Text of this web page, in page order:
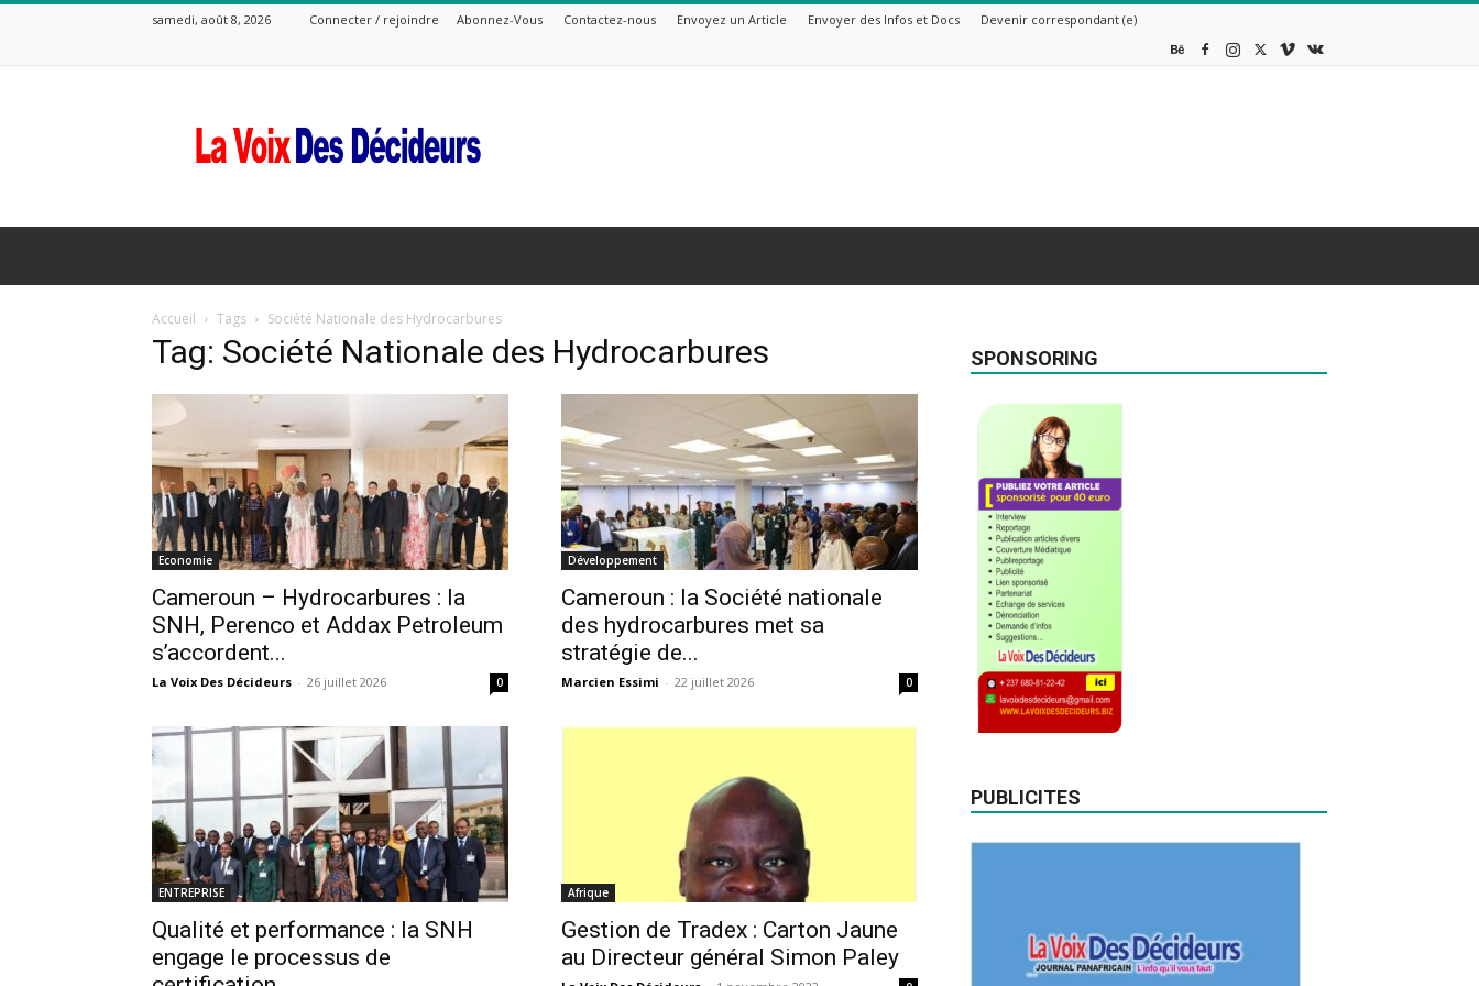
samedi, août 8, 2026 Connecter / rejoindre Abonnez-Vous Contactez-nous Envoyez un Article Envoyer des Infos et Docs Devenir correspondant (e)
Voix
Des
Accueil Tags Société Nationale des Hydrocarbures
Tag: Société Nationale des Hydrocarbures
Economie
Cameroun – Hydrocarbures : la
SNH, Perenco et Addax Petroleum
s’accordent...
La Voix Des Décideurs - 26 juillet 2026 0
Développement
Cameroun : la Société nationale
des hydrocarbures met sa
stratégie de...
Marcien Essimi - 22 juillet 2026 0
ENTREPRISE
Qualité et performance : la SNH
engage le processus de
Afrique
Gestion de Tradex : Carton Jaune
au Directeur général Simon Paley
SPONSORING
PUBLICITES